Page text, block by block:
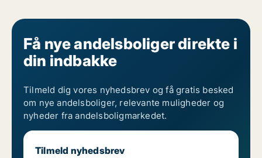
Andelsboliger til salg i Hellerup
Andelsboliger til salg i Herlev
Andelsboliger til salg i Holte
Andelsboliger til salg i Hvidovre
Andelsboliger til salg i Hørsholm
Andelsboliger til salg i Karlslunde
Andelsboliger til salg i Kastrup
Andelsboliger til salg i Klampenborg
Andelsboliger til salg i Kokkedal
Andelsboliger til salg i Kongens Lyngby
Andelsboliger til salg i København K
Andelsboliger til salg i København NV
Få nye andelsboliger direkte i
din indbakke
Tilmeld dig vores nyhedsbrev og få gratis besked
om nye andelsboliger, relevante muligheder og
nyheder fra andelsboligmarkedet.
Tilmeld nyhedsbrev